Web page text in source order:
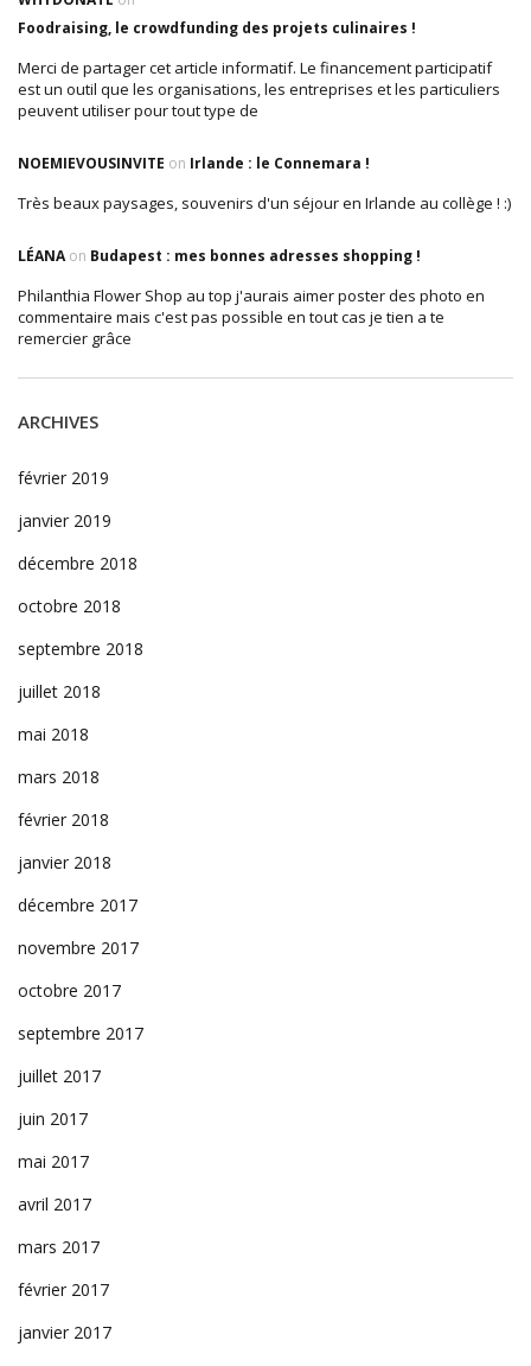
Foodraising, le crowdfunding des projets culinaires !
Merci de partager cet article informatif. Le financement participatif
est un outil que les organisations, les entreprises et les particuliers
peuvent utiliser pour tout type de
NOEMIEVOUSINVITE on Irlande : le Connemara !
Très beaux paysages, souvenirs d'un séjour en Irlande au collège ! :)
LÉANAon Budapest : mes bonnes adresses shopping !
Philanthia Flower Shop au top j'aurais aimer poster des photo en
commentaire mais c'est pas possible en tout cas je tien a te
remercier grâce
ARCHIVES
février 2019
janvier 2019
décembre 2018
octobre 2018
septembre 2018
juillet 2018
mai 2018
mars 2018
février 2018
janvier 2018
décembre 2017
novembre 2017
octobre 2017
septembre 2017
juillet 2017
juin 2017
mai 2017
avril 2017
mars 2017
février 2017
janvier 2017